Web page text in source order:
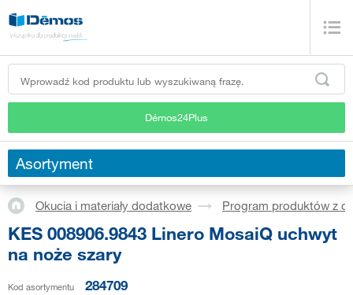
Démos24Plus
Asortyment
Okucia i materiały dodatkowe Program produktów z
KES 008906.9843 Linero MosaiQ uchwyt
na noże szary
Kod asortymentu 284709